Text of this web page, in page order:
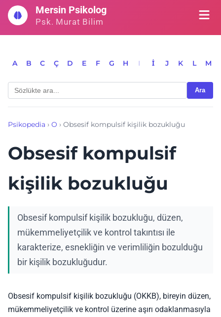
İçeriğe
geç
Mersin Psikolog
Psk. Murat Bilim
A B C Ç D E F G H I İ J K L M
Ara
Psikopedia › O › Obsesif kompulsif kişilik bozukluğu
Obsesif kompulsif
kişilik bozukluğu
Obsesif kompulsif kişilik bozukluğu, düzen,
mükemmeliyetçilik ve kontrol takıntısı ile
karakterize, esnekliğin ve verimliliğin bozulduğu
bir kişilik bozukluğudur.
Obsesif kompulsif kişilik bozukluğu (OKKB), bireyin düzen,
mükemmeliyetçilik ve kontrol üzerine aşırı odaklanmasıyla